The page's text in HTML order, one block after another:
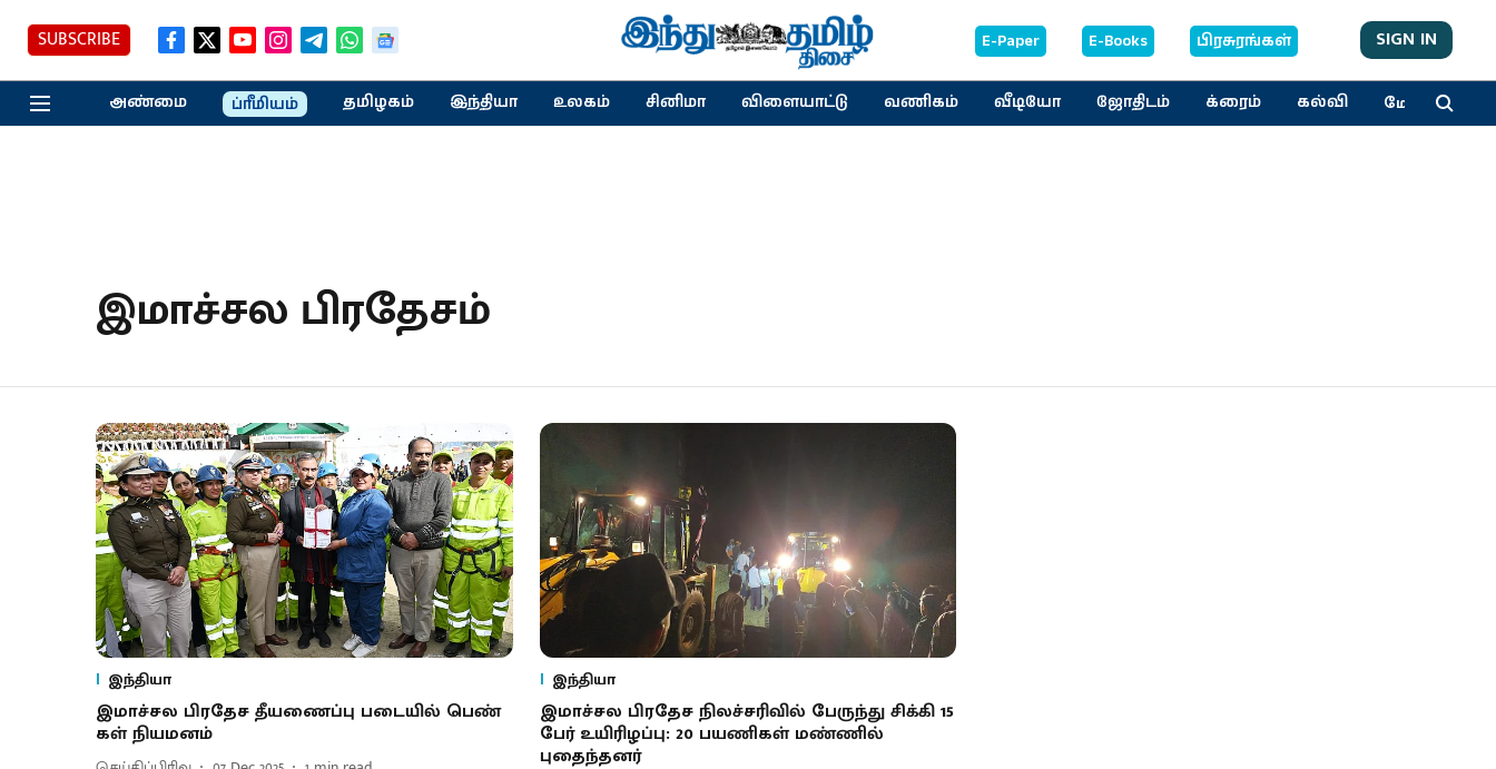
SUBSCRIBE E-Paper E-Books பிரசுரங்கள் SIGN IN
அண்மை ப்ரீமியம் தமிழகம் இந்தியா உலகம் சினிமா விளையாட்டு வணிகம் வீடியோ ஜோதிடம் க்ரைம் கல்வி மேலும்
இமாச்சல பிரதேசம்
இந்தியா
இ​மாச்சல பிரதேச தீயணைப்பு படை​யில் பெண்​
கள் நியமனம்
இந்தியா
இமாச்சல பிரதேச நிலச்சரிவில் பேருந்து சிக்கி 15
பேர் உயிரிழப்பு: 20 பயணிகள் மண்ணில்
புதைந்தனர்